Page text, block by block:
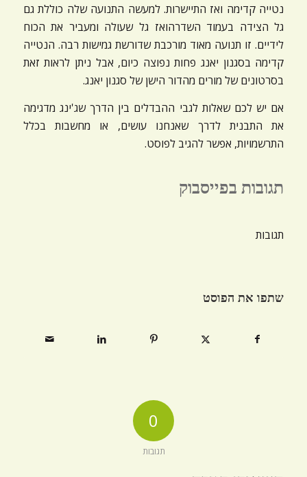
נטייה קדימה ואז התיישרות. למעשה התנועה שלה כוללת גם
גל הצידה בעמוד השדרהואז גל שעולה ומעביר את הכוח
לידיים. זו תנועה מאוד מורכבת שדורשת גמישות רבה. הנטייה
קדימה בסגנון יאנג פחות נפוצה כיום, אבל ניתן לראות זאת
בסרטונים של מורים מהדור הישן של סגנון יאנג.
אם יש לכם שאלות לגבי ההבדלים בין הדרך שג'ינג מדגימה
את התבנית לדרך שאנחנו עושים, או מחשבות בכלל
התרשמויות, אפשר להגיב לפוסט.
תגובות בפייסבוק
תגובות
שתפו את הפוסט
0
תגובות